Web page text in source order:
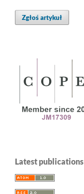
Zgłoś artykuł
Latest publications